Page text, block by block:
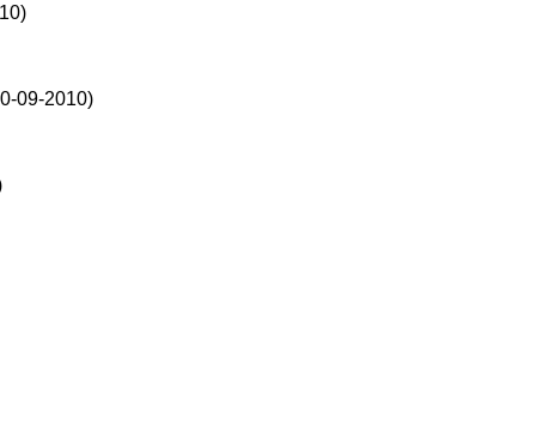
09-2010)